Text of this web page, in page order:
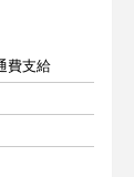
費支給